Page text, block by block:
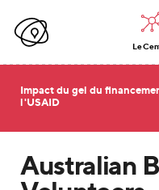
Le
Impact du gel du
l'USAIDAccueil
Australian